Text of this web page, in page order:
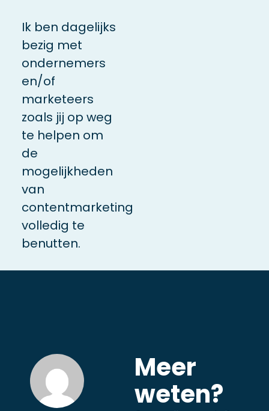
Ik ben dagelijks
bezig met
ondernemers
en/of
marketeers
zoals jij op weg
te helpen om
de
mogelijkheden
van
contentmarketing
volledig te
benutten.
Meer
weten?